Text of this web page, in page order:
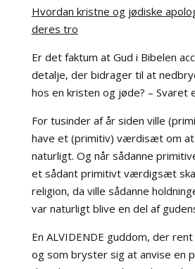
Hvordan kristne og jødiske
deres tro
Er det faktum at Gud i Bibelen
detalje, der bidrager til at
hos en kristen og jøde? – Svaret
For tusinder af år siden ville
have et (primitiv) værdisæt om
naturligt. Og når sådanne
et sådant primitivt værdigsæt
religion, da ville sådanne
var naturligt blive en del af
En ALVIDENDE guddom, der
og som bryster sig at anvise en